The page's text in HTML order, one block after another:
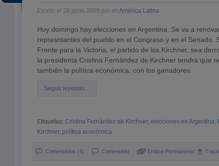
Escrito el 28 junio 2009 por en América Latina
Hoy domingo hay elecciones en Argentina. Se va a
represntantes del pueblo en el Congreso y en el Senado.
Frente para la Victoria, el partido de los Kirchner, sea
la presidenta Cristina Fernández de Kirchner tendrá que
también la política económica, con los ganadores.
Seguir leyendo…
Etiquetas: Cristina Fernández de Kirchner, elecciones en Argentina,
Kirchner, política económica
Comentarios (4) Comentario Enlace Permanente